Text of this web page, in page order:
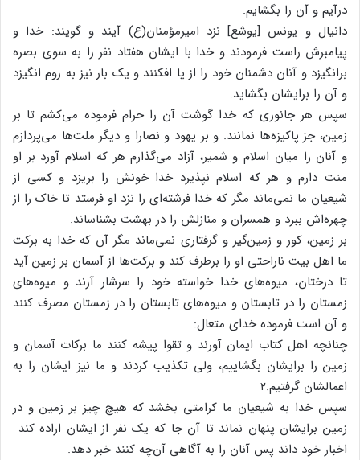
درآیم و آن را بگشایم.
دانیال و یونس [یوشع] نزد امیرمؤمنان(ع) آیند و گویند: خدا و
پیامبرش راست فرمودند و خدا با ایشان هفتاد نفر را به سوی بصره
برانگیزد و آنان دشمنان خود را از پا افکنند و یک بار نیز به روم انگیزد
و آن را برایشان بگشاید.
سپس هر جانوری که خدا گوشت آن را حرام فرموده می‌کشم تا بر
زمین، جز پاکیزه‌ها نمانند. و بر یهود و نصارا و دیگر ملت‌ها می‌پردازم
و آنان را میان اسلام و شمیر، آزاد می‌گذارم هر که اسلام آورد بر او
منت دارم و هر که اسلام نپذیرد خدا خونش را بریزد و کسی از
شیعیان ما نمی‌ماند مگر که خدا فرشته‌ای را نزد او فرستد تا خاک را از
چهره‌اش ببرد و همسران و منازلش را در بهشت بشناساند.
بر زمین، کور و زمین‌گیر و گرفتاری نمی‌ماند مگر آن که خدا به برکت
ما اهل بیت ناراحتی او را برطرف کند و برکت‌ها از آسمان بر زمین آید
تا درختان، میوه‌های خدا خواسته خود را سرشار آرند و میوه‌‌های
زمستان را در تابستان و میوه‌های تابستان را در زمستان مصرف کنند
و آن است فرموده خدای متعال:
چنانچه اهل کتاب ایمان آورند و تقوا پیشه کنند ما برکات آسمان و
زمین را برایشان بگشاییم، ولی تکذیب کردند و ما نیز ایشان را به
اعمالشان گرفتیم.۲
سپس خدا به شیعیان ما کرامتی بخشد که هیچ چیز بر زمین و در
زمین برایشان پنهان نماند تا آن جا که یک نفر از ایشان اراده کند
اخبار خود داند پس آنان را به آگاهی آن‌چه کنند خبر دهد.